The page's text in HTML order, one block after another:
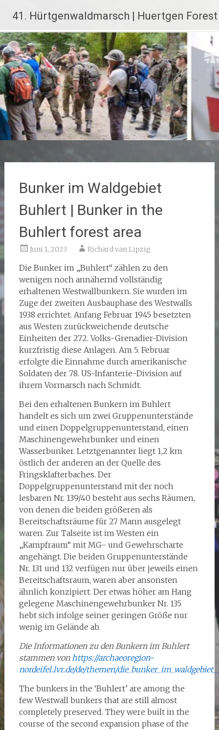
Inhalt
springen
41. Hürtgenwaldmarsch | Huertgen
Bunker im Waldgebiet
Buhlert | Bunker in the
Buhlert forest area
Juni 1, 2023 Richard van Lipzig
Die Bunker im „Buhlert“ zählen zu den
wenigen noch annähernd vollständig
erhaltenen Westwallbunkern. Sie wurden im
Zuge der zweiten Ausbauphase des Westwalls
1938 errichtet. Anfang Februar 1945 besetzten
aus Westen zurückweichende deutsche
Einheiten der 272. Volks-Grenadier-Division
kurzfristig diese Anlagen. Am 5. Februar
erfolgte die Einnahme durch amerikanische
Soldaten der 78. US-Infanterie-Division auf
ihrem Vormarsch nach Schmidt.
Bei den erhaltenen Bunkern im Buhlert
handelt es sich um zwei Gruppenunterstände
und einen Doppelgruppenunterstand, einen
Maschinengewehrbunker und einen
Wasserbunker. Letztgenannter liegt 1,2 km
östlich der anderen an der Quelle des
Fringsklafterbaches. Der
Doppelgruppenunterstand mit der noch
lesbaren Nr. 139/40 besteht aus sechs Räumen,
von denen die beiden größeren als
Bereitschaftsräume für 27 Mann ausgelegt
waren. Zur Talseite ist im Westen ein
„Kampfraum“ mit MG- und Gewehrscharte
angehängt. Die beiden Gruppenunterstände
Nr. 131 und 132 verfügen nur über jeweils einen
Bereitschaftsraum, waren aber ansonsten
ähnlich konzipiert. Der etwas höher am Hang
gelegene Maschinengewehrbunker Nr. 135
hebt sich infolge seiner geringen Größe nur
wenig im Gelände ab.
Die Informationen zu den Bunkern im Buhlert
stammen vonhttps://archaeoregion-
nordeifel.lvr.de/de/themen/
The bunkers in the ‘Buhlert’ are among the
few Westwall bunkers that are still almost
completely preserved. They were built in the
course of the second expansion phase of the